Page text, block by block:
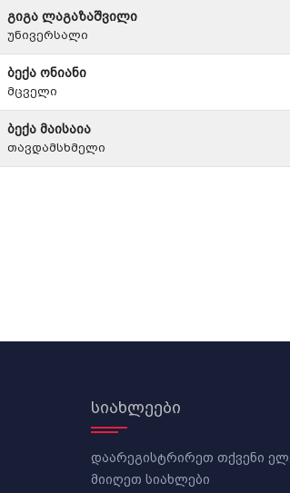
გიგა ლაგაზაშვილი
უნივერსალი
ბექა ონიანი
მცველი
ბექა მაისაია
თავდამსხმელი
სიახლეები
დაარეგისტრირეთ თქვენი
მიიღეთ სიახლები